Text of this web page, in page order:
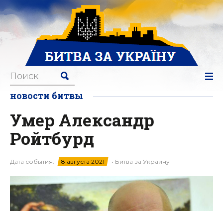
новости битвы
Умер Александр
Ройтбурд
Дата события: 8 августа 2021 • Битва за Украину